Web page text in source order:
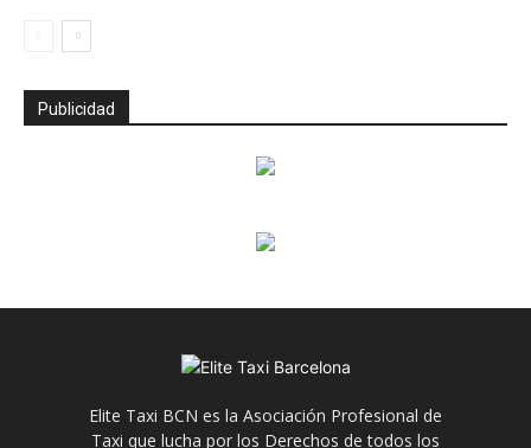
Publicidad
Elite Taxi BCN es la Asociación Profesional de
Taxi que lucha por los Derechos de todos los